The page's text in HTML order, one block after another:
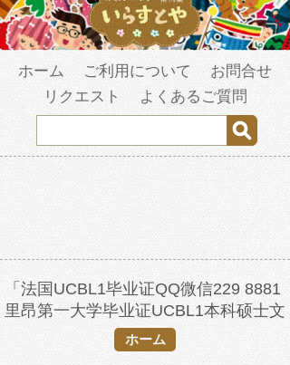
ホーム ご利用について
お問合せ
リクエスト
よくあるご質問
「法国UCBL1毕业证QQ微信229 8881
里昂第一大学毕业证UCBL1本科硕士文
凭UCBL1研究生文凭改UCBL1成绩单
GPA修改学士学位证硕士学位证offer留
ホーム